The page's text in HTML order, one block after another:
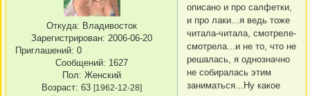
Откуда: Владивосток
Зарегистрирован: 2006-06-20
Приглашений: 0
Сообщений: 1627
Пол: Женский
Возраст: 63 [1962-12-28]
описано и про салфетки,
и про лаки...я ведь тоже
читала-читала, смотреле-
смотрела...и не то, что не
решалась, я однозначно
не собиралась этим
заниматься...Ну какое